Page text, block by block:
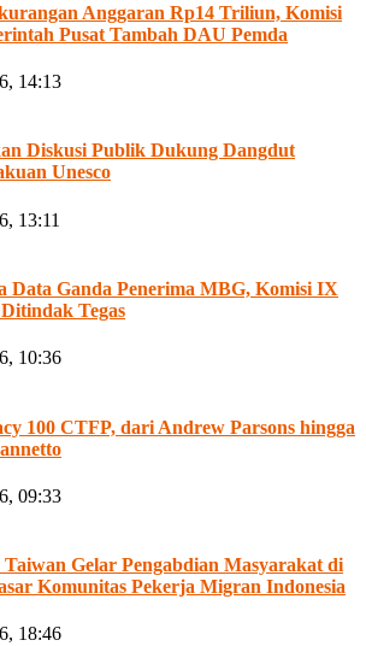
Anggaran Rp14 Triliun, Komisi
Pusat Tambah DAU Pemda
14:13
Diskusi Publik Dukung Dangdut
Unesco
13:11
Data Ganda Penerima MBG, Komisi IX
Tegas
10:36
100 CTFP, dari Andrew Parsons hingga
09:33
Taiwan Gelar Pengabdian Masyarakat di
Komunitas Pekerja Migran Indonesia
18:46